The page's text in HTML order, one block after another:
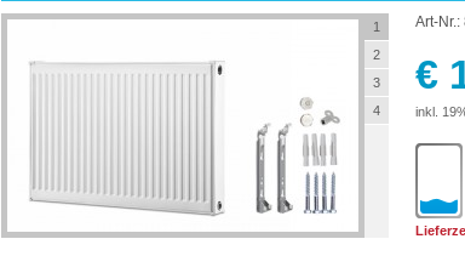
1
2
3
4
Art-Nr.:
€
inkl.